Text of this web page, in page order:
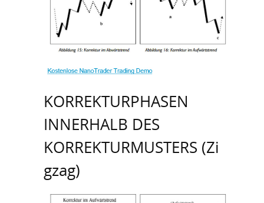
KORREKTURPHASEN
INNERHALB DES
KORREKTURMUSTERS (Zi
gzag)